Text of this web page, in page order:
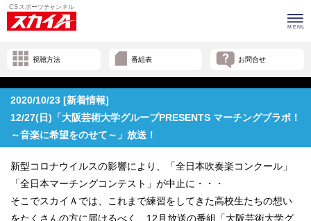
視聴方法 番組表 お問合せ
2020/10/23 [新着情報]
12/27(日)「大阪芸術大学グループPRESENTS マーチングブラボ！
～音楽に希望をのせて～」放送！
新型コロナウイルスの影響により、「全日本吹奏楽コンクール」
「全日本マーチングコンテスト」が中止に・・・
そこでスカイＡでは、これまで練習をしてきた高校生たちの想い
をたくさんの方に届けるべく、12月放送の番組「大阪芸術大学グ